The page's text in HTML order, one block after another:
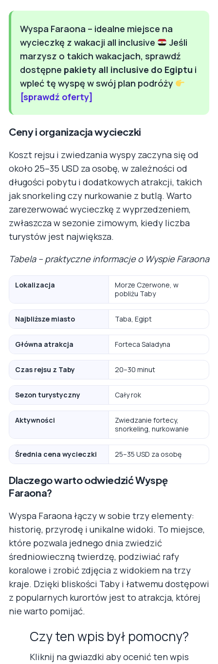
Wyspa Faraona – idealne miejsce na
wycieczkę z wakacji all inclusive
Jeśli
marzysz o takich wakacjach, sprawdź
dostępne pakiety all inclusive do Egiptu i
wpleć tę wyspę w swój plan podróży
[sprawdź oferty]
Ceny i organizacja wycieczki
Koszt rejsu i zwiedzania wyspy zaczyna się od
około 25–35 USD za osobę, w zależności od
długości pobytu i dodatkowych atrakcji, takich
jak snorkeling czy nurkowanie z butlą. Warto
zarezerwować wycieczkę z wyprzedzeniem,
zwłaszcza w sezonie zimowym, kiedy liczba
turystów jest największa.
Tabela – praktyczne informacje o Wyspie Faraona
Lokalizacja
Morze Czerwone, w
pobliżu Taby
Najbliższe miasto Taba, Egipt
Główna atrakcja Forteca Saladyna
Czas rejsu z Taby 20–30 minut
Sezon turystyczny Cały rok
Aktywności
Zwiedzanie fortecy,
snorkeling, nurkowanie
Średnia cena wycieczki 25–35 USD za osobę
Dlaczego warto odwiedzić Wyspę
Faraona?
Wyspa Faraona łączy w sobie trzy elementy:
historię, przyrodę i unikalne widoki. To miejsce,
które pozwala jednego dnia zwiedzić
średniowieczną twierdzę, podziwiać rafy
koralowe i zrobić zdjęcia z widokiem na trzy
kraje. Dzięki bliskości Taby i łatwemu dostępowi
z popularnych kurortów jest to atrakcja, której
nie warto pomijać.
Czy ten wpis był pomocny?
Kliknij na gwiazdki aby ocenić ten wpis